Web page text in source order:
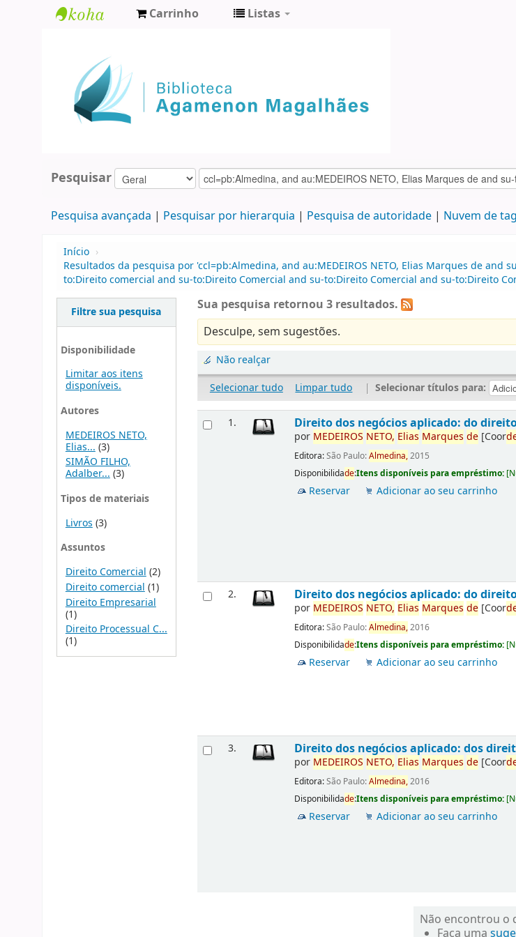
Agamenon
Magalhães
Carrinho Listas
Pesquisar
Pesquisa avançada Pesquisar por hierarquia Pesquisa de autoridade Nuvem de
Início ›
Resultados da pesquisa por 'ccl=pb:Almedina, and au:MEDEIROS NETO, Elias Marques de and
to:Direito comercial and su-to:Direito Comercial and su-to:Direito Comercial and su-to:Direito
Filtre sua pesquisa
Disponibilidade
Limitar aos itens
disponíveis.
Autores
MEDEIROS NETO,
Elias... (3)
SIMÃO FILHO,
Adalber...(3)
Tipos de materiais
Livros (3)
Assuntos
Direito Comercial (2)
Direito comercial (1)
Direito Empresarial
(1)
Direito Processual C...
(1)
Sua pesquisa retornou 3 resultados.
Desculpe, sem sugestões.
Não realçar
Selecionar tudo
Limpar tudo | Selecionar títulos para:
1. Direito dos negócios aplicado: do
por MEDEIROS NETO, Elias Marques de [Coor
Editora:São Paulo:Almedina,2015
Disponibilidade:Itens disponíveis para empréstimo: [
Reservar Adicionar ao seu carrinho
2. Direito dos negócios aplicado: do
por MEDEIROS NETO, Elias Marques de [Coor
Editora:São Paulo:Almedina,2016
Disponibilidade:Itens disponíveis para empréstimo: [
Reservar Adicionar ao seu carrinho
3. Direito dos negócios aplicado: dos
por MEDEIROS NETO, Elias Marques de [Coor
Editora:São Paulo:Almedina,2016
Disponibilidade:Itens disponíveis para empréstimo: [
Reservar Adicionar ao seu carrinho
Não encontrou o